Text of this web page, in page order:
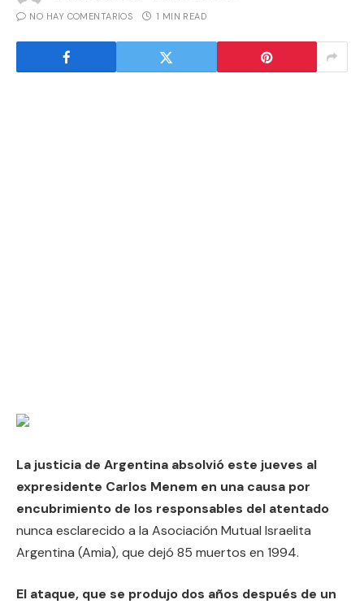
NO HAY COMENTARIOS 1 MIN READ
La justicia de Argentina absolvió este jueves al
expresidente Carlos Menem en una causa por
encubrimiento de los responsables del atentado
nunca esclarecido a la Asociación Mutual Israelita
Argentina (Amia), que dejó 85 muertos en 1994.
El ataque, que se produjo dos años después de un